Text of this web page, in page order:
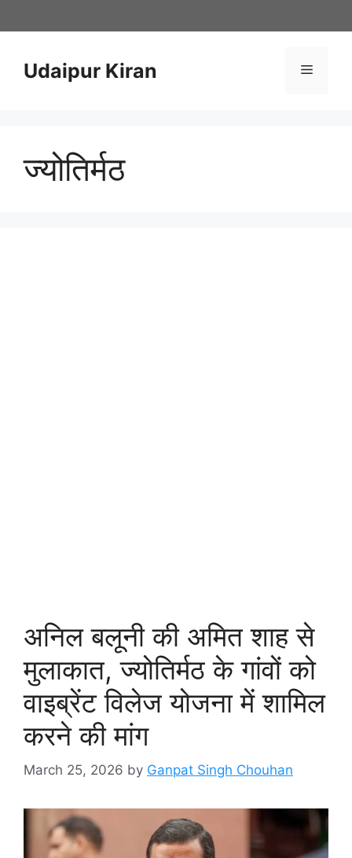
to
Udaipur Kiran Menu
ज्योतिर्मठ
अनिल बलूनी की अमित शाह से
मुलाकात, ज्योतिर्मठ के गांवों को
वाइब्रेंट विलेज योजना में शामिल
करने की मांग
March 25, 2026 by Ganpat Singh Chouhan